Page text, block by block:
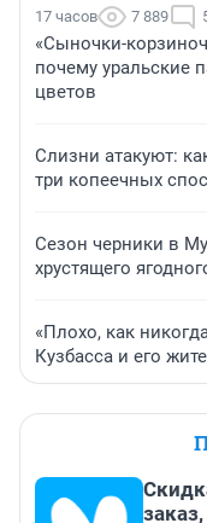
17 часов 7 889
«Сыночки-
почему уральские
цветов
Слизни атакуют:
три копеечных
Сезон черники в
хрустящего
«Плохо, как
Кузбасса и его